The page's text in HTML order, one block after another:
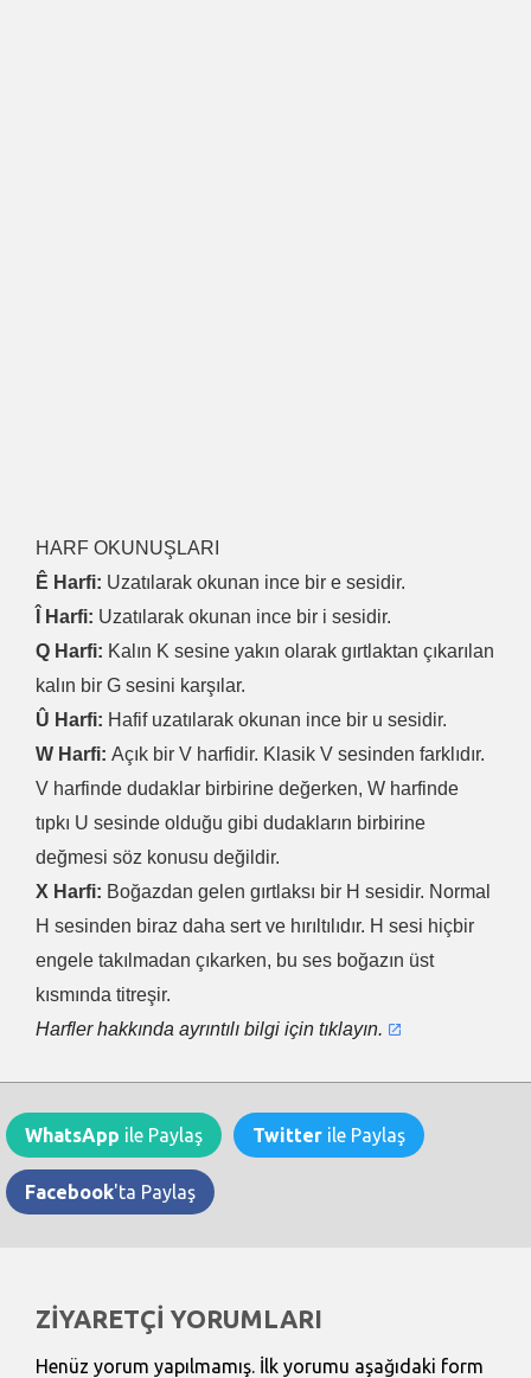
HARF OKUNUŞLARI
Ê Harfi: Uzatılarak okunan ince bir e sesidir.
Î Harfi: Uzatılarak okunan ince bir i sesidir.
Q Harfi: Kalın K sesine yakın olarak gırtlaktan çıkarılan
kalın bir G sesini karşılar.
Û Harfi: Hafif uzatılarak okunan ince bir u sesidir.
W Harfi: Açık bir V harfidir. Klasik V sesinden farklıdır.
V harfinde dudaklar birbirine değerken, W harfinde
tıpkı U sesinde olduğu gibi dudakların birbirine
değmesi söz konusu değildir.
X Harfi: Boğazdan gelen gırtlaksı bir H sesidir. Normal
H sesinden biraz daha sert ve hırıltılıdır. H sesi hiçbir
engele takılmadan çıkarken, bu ses boğazın üst
kısmında titreşir.
Harfler hakkında ayrıntılı bilgi için tıklayın.
WhatsApp ile Paylaş Twitter ile Paylaş
Facebook'ta Paylaş
ZİYARETÇİ YORUMLARI
Henüz yorum yapılmamış. İlk yorumu aşağıdaki form